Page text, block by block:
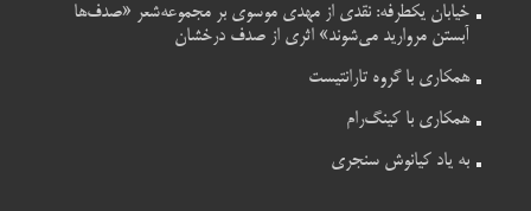
خیابان یکطرفه: نقدی از مهدی موسوی بر مجموعه‌شعر «صدف‌ها
آبستن مروارید می‌شوند» اثری از صدف درخشان
همکاری با گروه تارانتیست
همکاری با کینگ‌رام
به یاد کیانوش سنجری